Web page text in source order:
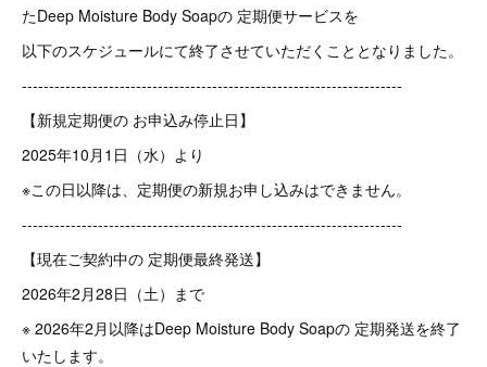
たDeep Moisture Body Soapの 定期便サービスを
以下のスケジュールにて終了させていただくこととなりました。
----------------------------------------------------------------------
【新規定期便の お申込み停止日】
2025年10月1日（水）より
※この日以降は、定期便の新規お申し込みはできません。
----------------------------------------------------------------------
【現在ご契約中の 定期便最終発送】
2026年2月28日（土）まで
※ 2026年2月以降はDeep Moisture Body Soapの 定期発送を終了
いたします。